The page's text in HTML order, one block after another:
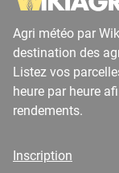
Agri météo par
destination des
Listez vos
heure par heure
rendements.
Inscription